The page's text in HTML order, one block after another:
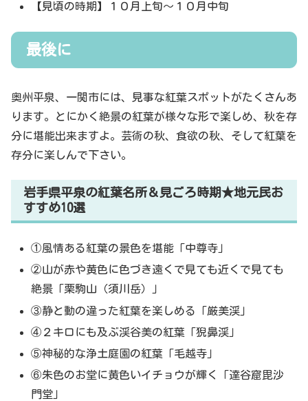
【見頃の時期】１０月上旬～１０月中旬
最後に
奥州平泉、一関市には、見事な紅葉スポットがたくさんあ
ります。とにかく絶景の紅葉が様々な形で楽しめ、秋を存
分に堪能出来ますよ。芸術の秋、食欲の秋、そして紅葉を
存分に楽しんで下さい。
岩手県平泉の紅葉名所＆見ごろ時期★地元民お
すすめ10選
①風情ある紅葉の景色を堪能「中尊寺」
②山が赤や黄色に色づき遠くで見ても近くで見ても
絶景「栗駒山（須川岳）」
③静と動の違った紅葉を楽しめる「厳美渓」
④２キロにも及ぶ渓谷美の紅葉「猊鼻渓」
⑤神秘的な浄土庭園の紅葉「毛越寺」
⑥朱色のお堂に黄色いイチョウが輝く「達谷窟毘沙
門堂」